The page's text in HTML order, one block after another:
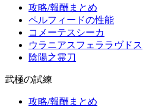
攻略/報酬まとめ
ペルフィードの性能
コメーテスシーカ
ウラニアスフェララヴドス
陰陽之霊刀
武極の試練
攻略/報酬まとめ